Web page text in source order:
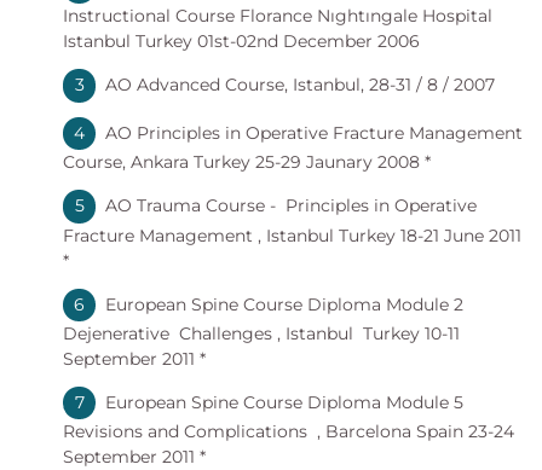
Instructional Course Florance Nıghtıngale Hospital
Istanbul Turkey 01st-02nd December 2006
AO Advanced Course, Istanbul, 28-31 / 8 / 2007
AO Principles in Operative Fracture Management
Course, Ankara Turkey 25-29 Jaunary 2008 *
AO Trauma Course - Principles in Operative
Fracture Management , Istanbul Turkey 18-21 June 2011
*
European Spine Course Diploma Module 2
Dejenerative Challenges , Istanbul Turkey 10-11
September 2011 *
European Spine Course Diploma Module 5
Revisions and Complications , Barcelona Spain 23-24
September 2011 *